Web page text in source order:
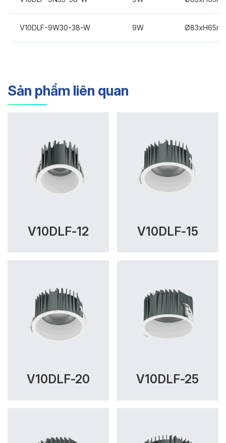
V10DLF-9W30-38-W 9W
Sản phẩm liên quan
V10DLF-12 V10DLF-15
V10DLF-20 V10DLF-25